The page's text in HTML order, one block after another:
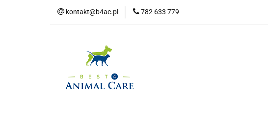
kontakt@b4ac.pl 782 633 779
Strona główna